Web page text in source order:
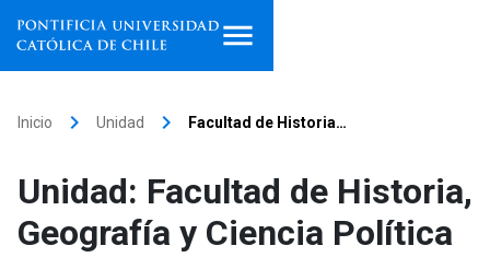
Facultades, escuelas e
institutos
Inicio keyboard_arrow_right Unidad keyboard_arrow_right Facultad de Historia…
Unidad: Facultad de Historia,
Geografía y Ciencia Política